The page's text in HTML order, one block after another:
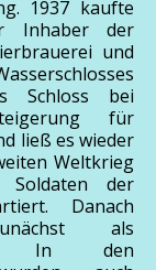
1937 kaufte
Inhaber der
und
Schloss bei
für
ließ es wieder
Weltkrieg
Soldaten der
Danach
als
In den